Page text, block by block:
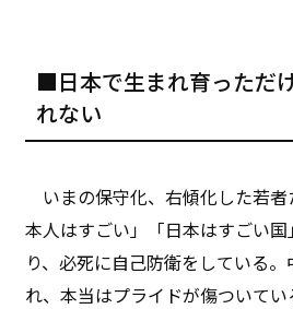
■日本で生まれ育っただ
れない
いまの保守化、右傾化した若
本人はすごい」「日本はすごい
り、必死に自己防衛をしている
れ、本当はプライドが傷ついて